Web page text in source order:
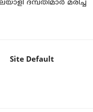
ദമ്പതിമാര്‍ മരിച്ച
Site Default